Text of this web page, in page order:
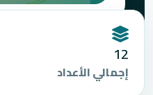
12
إجمالي الأعداد